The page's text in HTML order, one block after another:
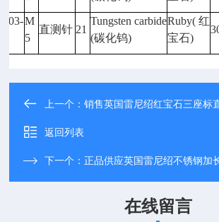
M
5
直测针 21
Tungsten carbide
(碳化钨)
Ruby(红
宝石)
上一个：销售英国雷尼绍红宝石三座标直
返回列表
下一个：正品供应英国雷尼绍不锈钢加
在线留言